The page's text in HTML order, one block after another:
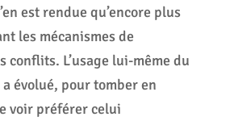
est rendue qu’encore plus
les mécanismes de
conflits. L’usage lui-même du
évolué, pour tomber en
voir préférer celui